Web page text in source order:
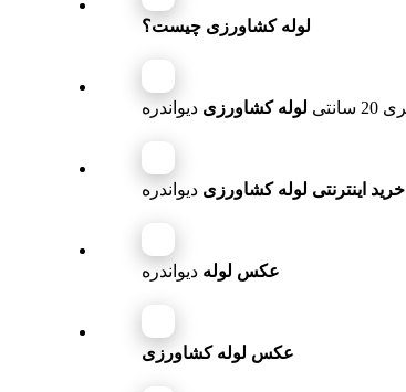
لوله کشاورزی چیست؟
لوله کشاورزی دیواندره
خرید اینترنتی لوله کشاورزی دیواندره
عکس لوله دیواندره
عکس لوله کشاورزی